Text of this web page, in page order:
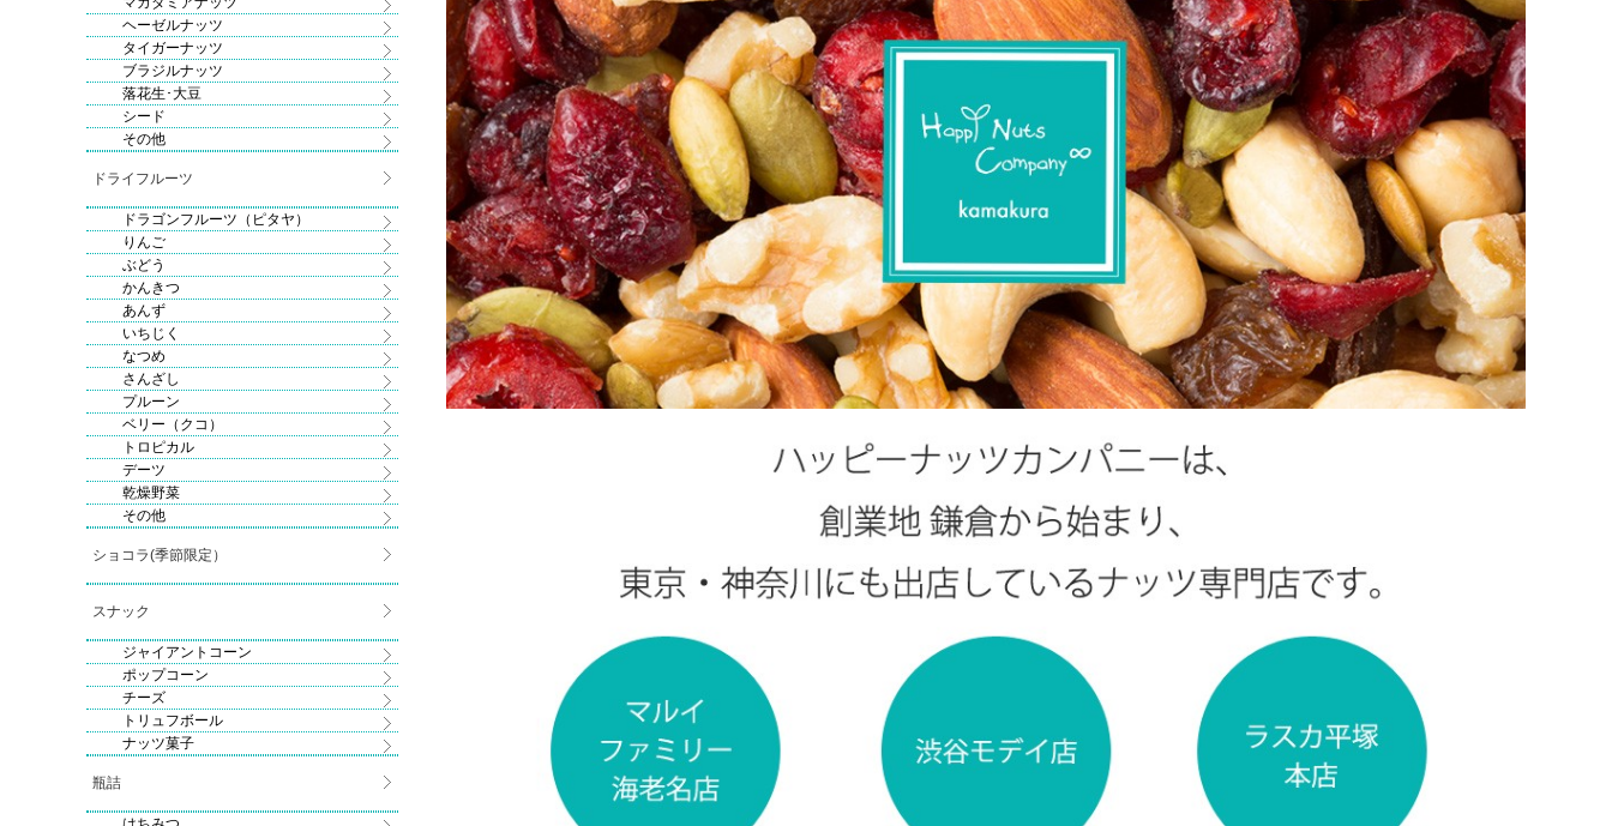
ヘーゼルナッツ
タイガーナッツ
ブラジルナッツ
落花生･大豆
シード
その他
ドライフルーツ
ドラゴンフルーツ（ピタヤ）
りんご
ぶどう
かんきつ
あんず
いちじく
なつめ
さんざし
プルーン
ベリー（クコ）
トロピカル
デーツ
乾燥野菜
その他
ショコラ(季節限定）
スナック
ジャイアントコーン
ポップコーン
チーズ
トリュフボール
ナッツ菓子
瓶詰